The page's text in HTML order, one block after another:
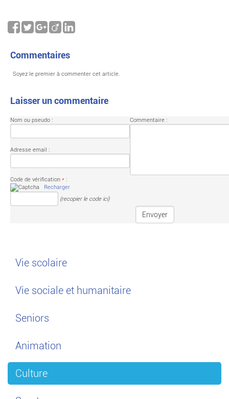
Commentaires
Soyez le premier à commenter cet article.
Laisser un commentaire
Nom ou pseudo :
Adresse email :
Code de vérification * :
Recharger
(recopier le code ici)
Commentaire :
Vie scolaire
Vie sociale et humanitaire
Seniors
Animation
Culture